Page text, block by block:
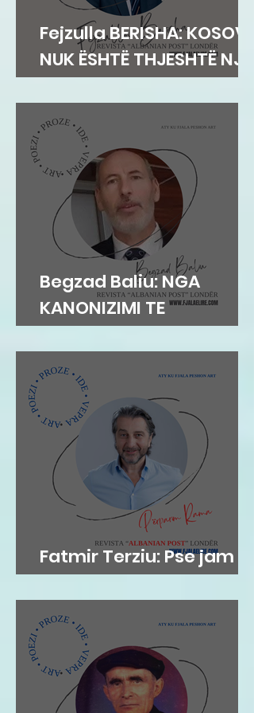
Fejzulla BERISHA: KOSOVA
NUK ËSHTË THJESHTË NJË
TERRITOR
Begzad Baliu: NGA
KANONIZIMI TE
PROBLEMATIZIMI
AKADEMIK
Fatmir Terziu: Pse jam
me Përparim Ramën